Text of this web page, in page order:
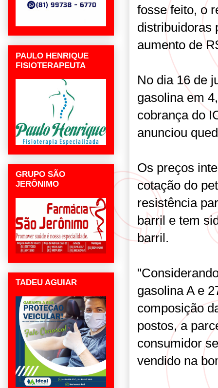
fosse feito, o
distribuidoras
aumento de
No dia 16 de
gasolina em
cobrança do
anunciou
Os preços
cotação do
resistência
barril e tem
barril.
gasolina A e
composição
postos, a
consumidor
vendido na
PAULO HENRIQUE
FISIOTERAPEUTA
GRUPO SÃO
JERÔNIMO
TADEU AGUIAR